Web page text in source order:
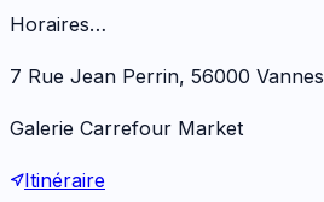
Horaires…
7 Rue Jean Perrin, 56000 Vannes
Galerie Carrefour Market
Itinéraire